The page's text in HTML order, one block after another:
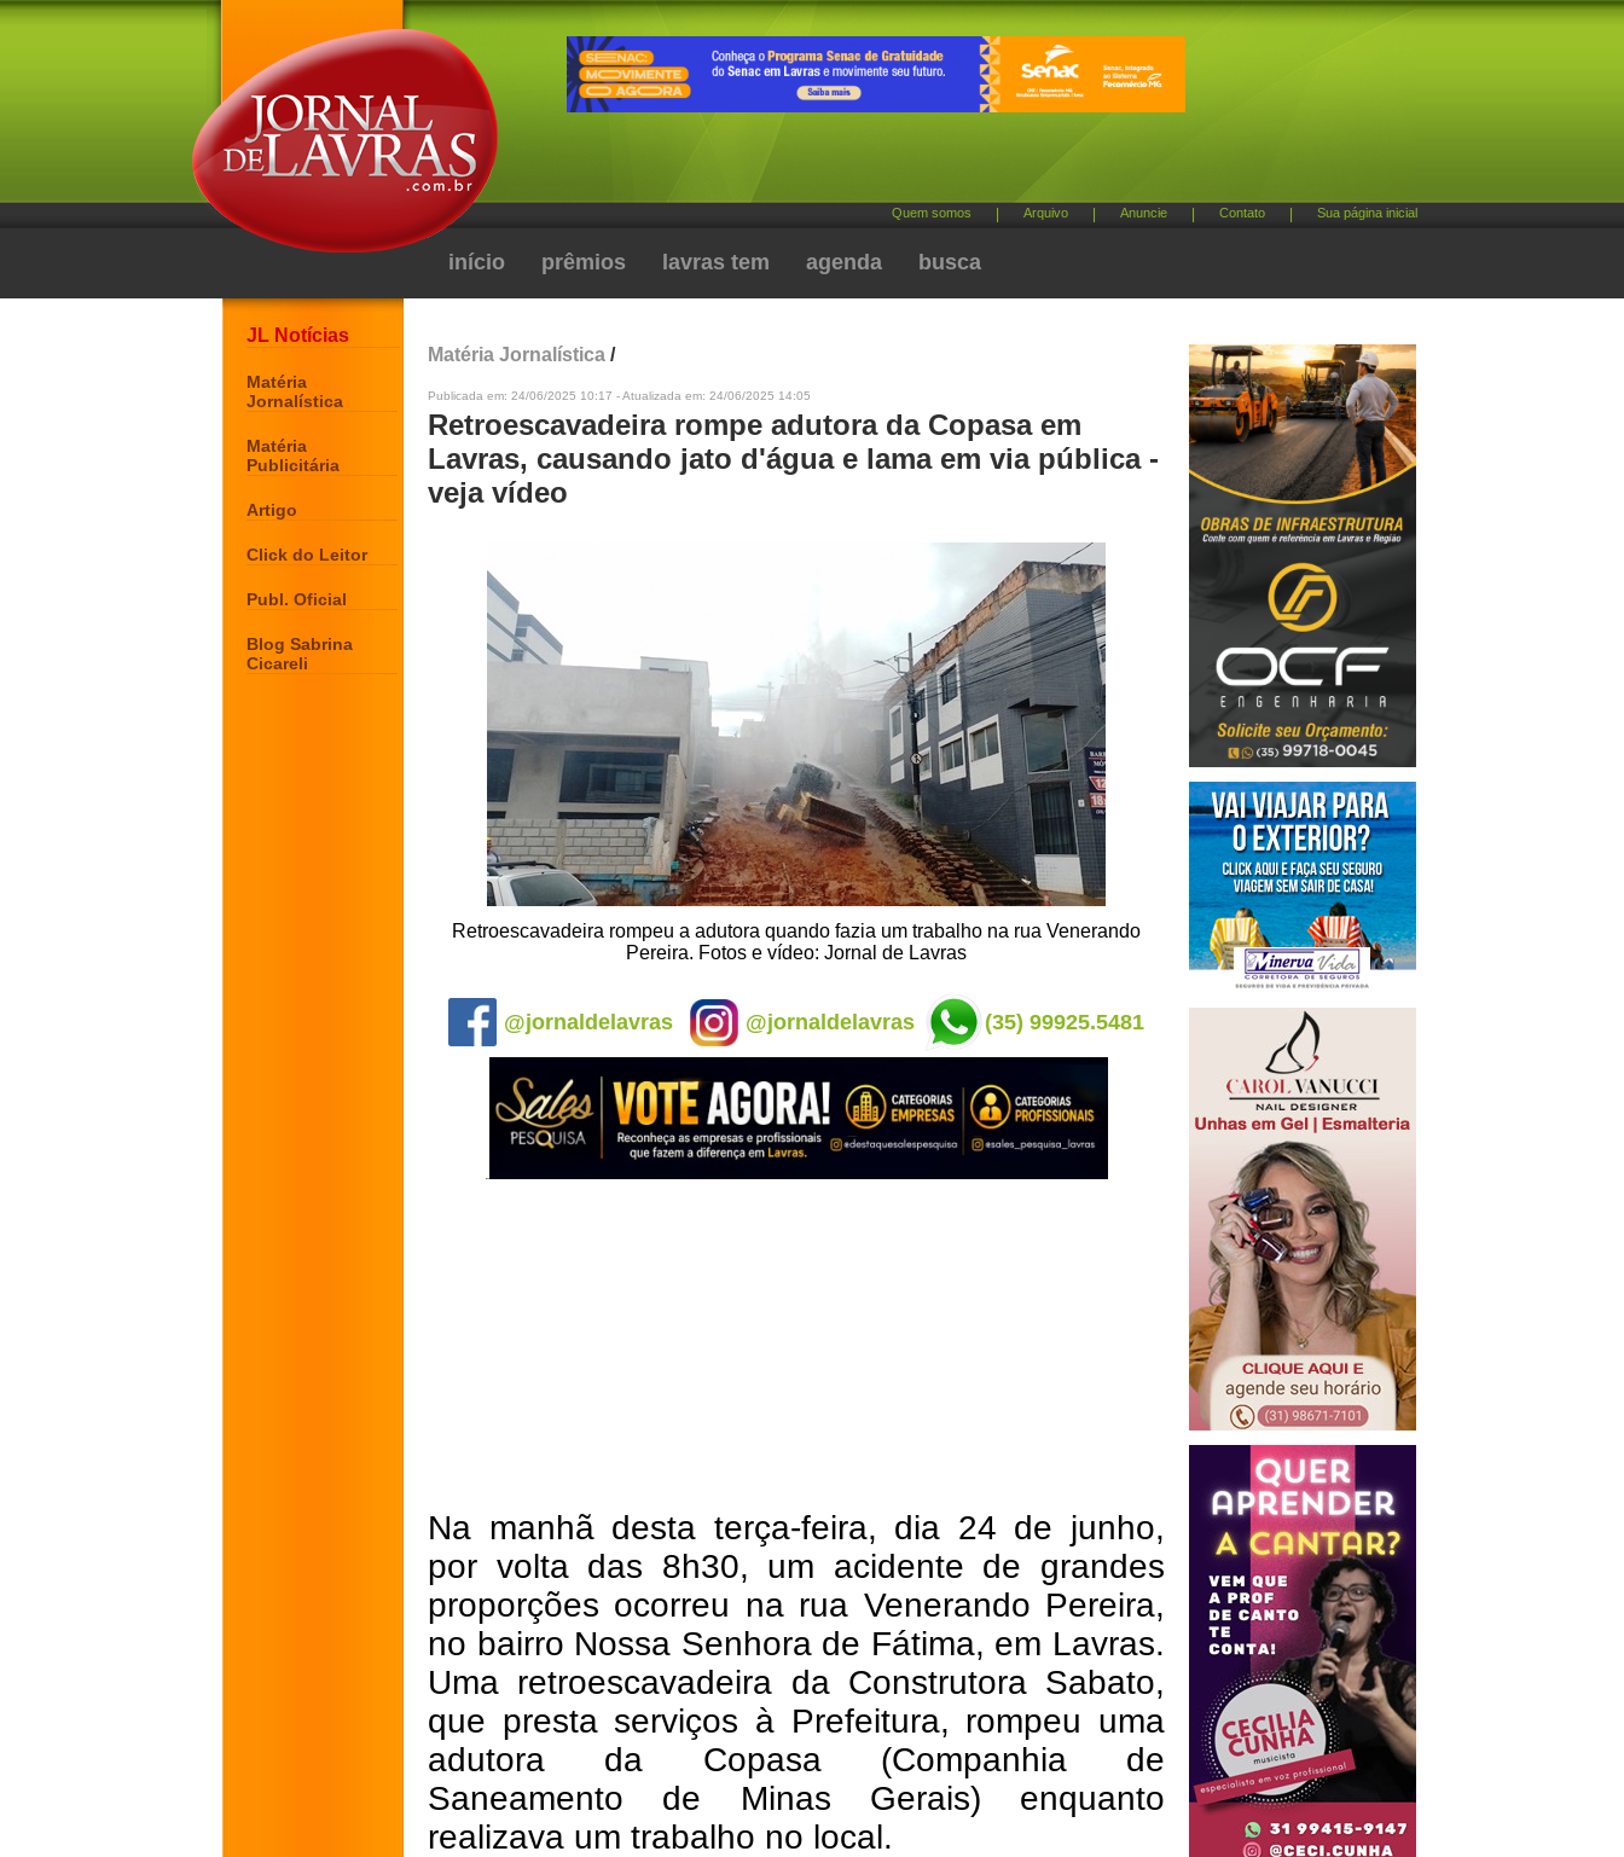
Quem somos Arquivo Anuncie Contato Sua página inicial
início prêmios lavras tem agenda busca
JL Notícias
Matéria
Jornalística
Matéria
Publicitária
Artigo
Click do Leitor
Publ. Oficial
Blog Sabrina
Cicareli
Matéria Jornalística /
Publicada em: 24/06/2025 10:17 - Atualizada em: 24/06/2025 14:05
Retroescavadeira rompe adutora da Copasa em
Lavras, causando jato d'água e lama em via pública -
veja vídeo
Retroescavadeira rompeu a adutora quando fazia um trabalho na rua Venerando
Pereira. Fotos e vídeo: Jornal de Lavras
@jornaldelavras @jornaldelavras (35) 99925.5481
Na manhã desta terça-feira, dia 24 de junho,
por volta das 8h30, um acidente de grandes
proporções ocorreu na rua Venerando Pereira,
no bairro Nossa Senhora de Fátima, em Lavras.
Uma retroescavadeira da Construtora Sabato,
que presta serviços à Prefeitura, rompeu uma
adutora da Copasa (Companhia de
Saneamento de Minas Gerais) enquanto
realizava um trabalho no local.